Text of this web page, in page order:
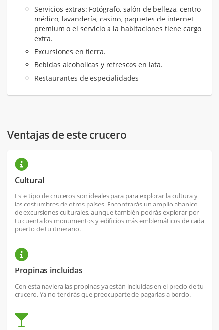
Servicios extras: Fotógrafo, salón de belleza, centro
médico, lavandería, casino, paquetes de internet
premium o el servicio a la habitaciones tiene cargo
extra.
Excursiones en tierra.
Bebidas alcoholicas y refrescos en lata.
Restaurantes de especialidades
Ventajas de este crucero
Cultural
Este tipo de cruceros son ideales para para explorar la cultura y
las costumbres de otros países. Encontrarás un amplio abanico
de excursiones culturales, aunque también podrás explorar por
tu cuenta los monumentos y edificios más emblemáticos de cada
puerto de tu itinerario.
Propinas incluidas
Con esta naviera las propinas ya están incluidas en el precio de tu
crucero. Ya no tendrás que preocuparte de pagarlas a bordo.